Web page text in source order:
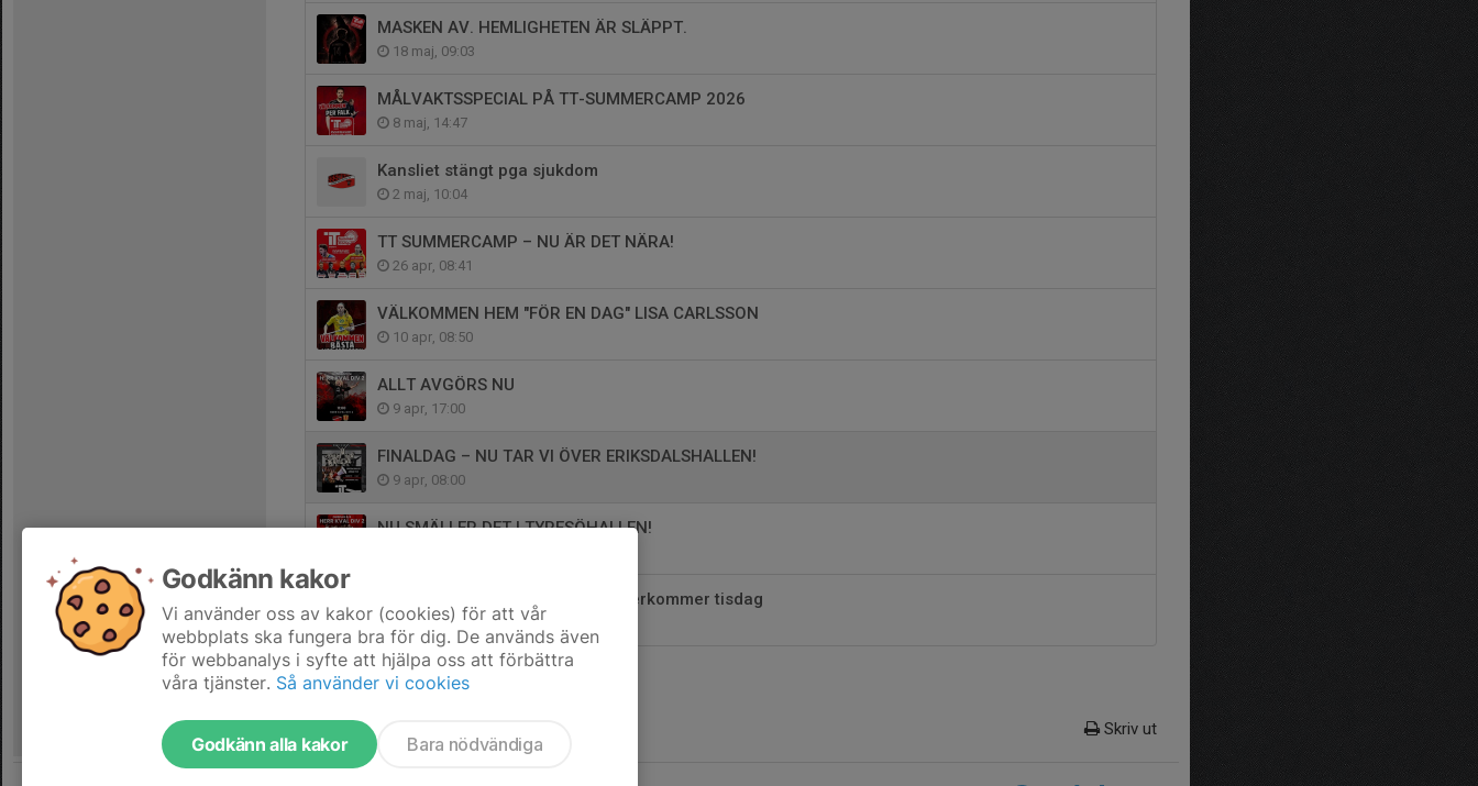
MASKEN AV. HEMLIGHETEN ÄR SLÄPPT.
18 maj, 09:03
MÅLVAKTSSPECIAL PÅ TT-SUMMERCAMP 2026
8 maj, 14:47
Kansliet stängt pga sjukdom
2 maj, 10:04
TT SUMMERCAMP – NU ÄR DET NÄRA!
26 apr, 08:41
VÄLKOMMEN HEM "FÖR EN DAG" LISA CARLSSON
10 apr, 08:50
ALLT AVGÖRS NU
9 apr, 17:00
FINALDAG – NU TAR VI ÖVER ERIKSDALSHALLEN!
9 apr, 08:00
NU SMÄLLER DET I TYRESÖHALLEN!
Kansliet tar påskledigt nu och återkommer tisdag
2 apr, 12:54
Skriv ut
Godkänn kakor
Vi använder oss av kakor (cookies) för att vår
webbplats ska fungera bra för dig. De används även
för webbanalys i syfte att hjälpa oss att förbättra
våra tjänster. Så använder vi cookies
Godkänn alla kakor Bara nödvändiga